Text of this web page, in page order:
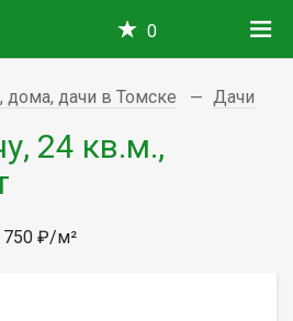
0
дома, дачи в Томске Дачи
24 кв.м.,
750 ₽/м²